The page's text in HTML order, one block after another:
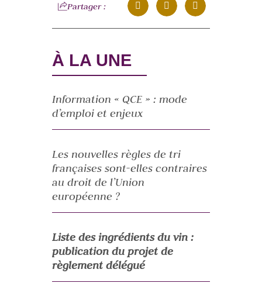
Partager :
À LA UNE
Information « QCE » : mode
d’emploi et enjeux
Les nouvelles règles de tri
françaises sont-elles contraires
au droit de l’Union
européenne ?
Liste des ingrédients du vin :
publication du projet de
règlement délégué